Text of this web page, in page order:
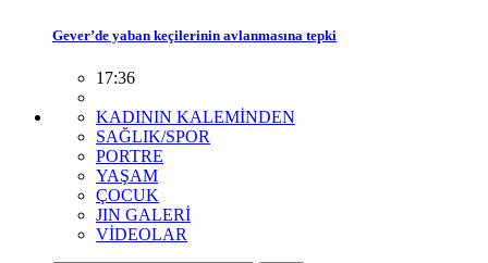
Gever’de yaban keçilerinin avlanmasına tepki
17:36
KADININ KALEMİNDEN
SAĞLIK/SPOR
PORTRE
YAŞAM
ÇOCUK
JIN GALERİ
VİDEOLAR